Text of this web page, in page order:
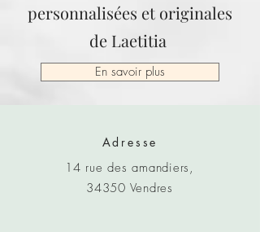
personnalisées et originales
de Laetitia
En savoir plus
Adresse
14 rue des amandiers,
34350 Vendres